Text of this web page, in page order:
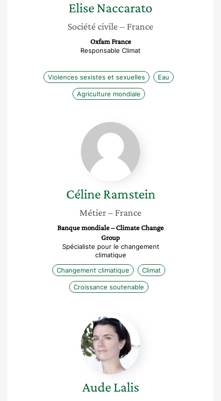
EliseNaccarato
Société civile – France
Oxfam France
Responsable Climat
Violences sexistes et sexuelles Eau
Agriculture mondiale
Céline
Ramstein
Céline Ramstein
Métier– France
Banque mondiale – Climate Change
Group
Spécialiste pour le changement
climatique
Changement climatique
Climat
Croissance soutenable
Aude
Lalis
Aude Lalis